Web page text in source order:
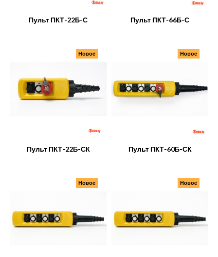
Пульт ПКТ-22Б-С Пульт ПКТ-66Б-С
Пульт ПКТ-22Б-СК
Новое
Пульт ПКТ-60Б-СК
Новое
Новое Новое